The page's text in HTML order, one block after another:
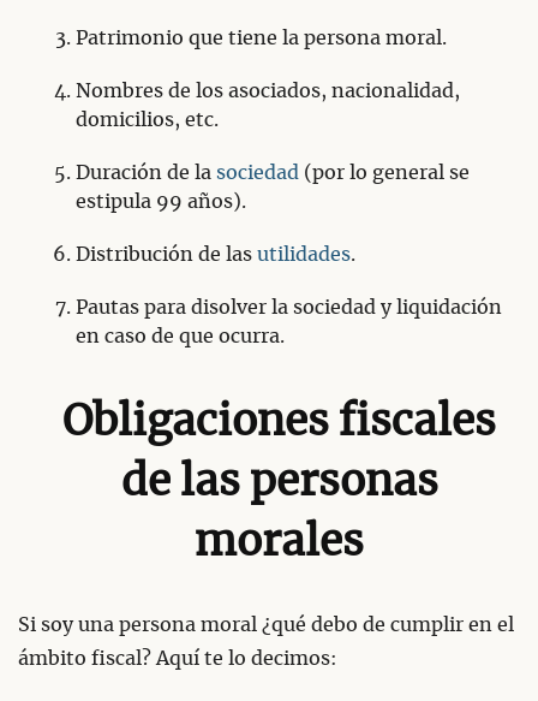
Patrimonio que tiene la persona moral.
Nombres de los asociados, nacionalidad,
domicilios, etc.
Duración de la sociedad (por lo general se
estipula 99 años).
Distribución de las utilidades.
Pautas para disolver la sociedad y liquidación
en caso de que ocurra.
Obligaciones fiscales
de las personas
morales
Si soy una persona moral ¿qué debo de cumplir en el
ámbito fiscal? Aquí te lo decimos: